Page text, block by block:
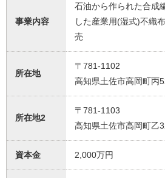
事業内容
石油から作られた合成
した産業用(湿式)不織
売
所在地
〒781-1102
高知県土佐市高岡町丙
所在地2
〒781-1103
高知県土佐市高岡町乙
資本金 2,000万円